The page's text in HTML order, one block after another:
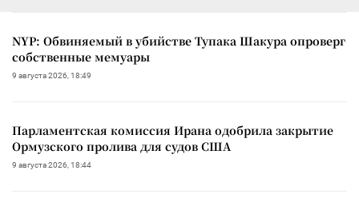
NYP: Обвиняемый в убийстве Тупака Шакура опроверг
собственные мемуары
9 августа 2026, 18:49
Парламентская комиссия Ирана одобрила закрытие
Ормузского пролива для судов США
9 августа 2026, 18:44